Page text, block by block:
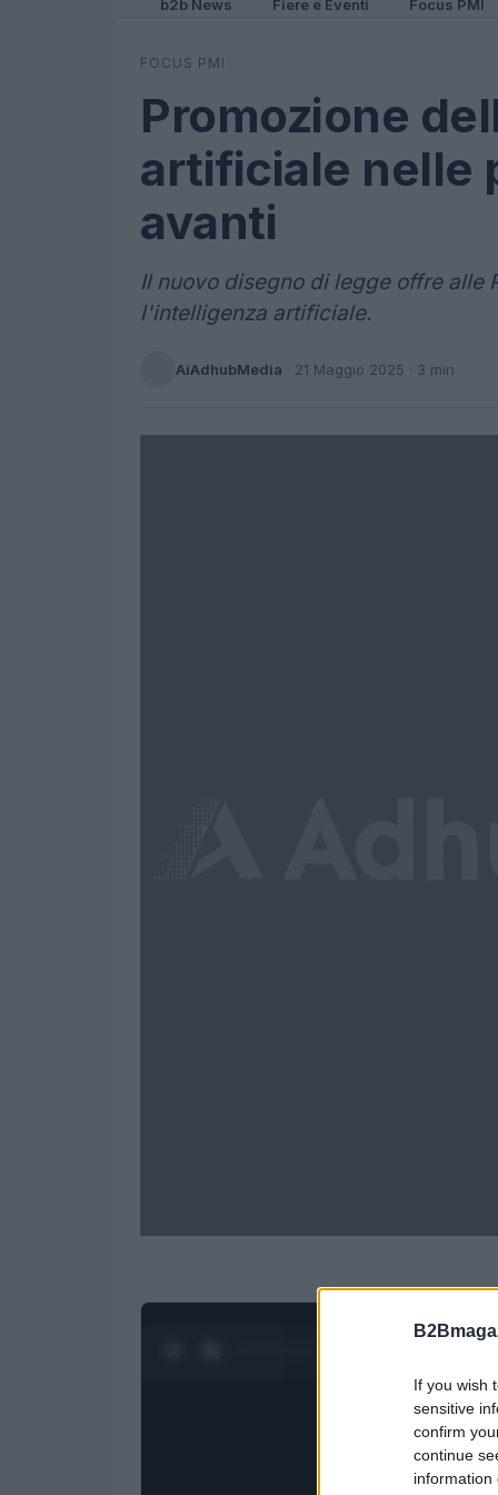
If you wish
sensitive
confirm
continue
information
b2b News Fiere e Eventi Focus PMI
FOCUS PMI
Promozione
artificiale nelle
avanti
Il nuovo disegno di legge offre alle
l'intelligenza artificiale.
AiAdhubMedia · 21 Maggio 2025 · 3 min